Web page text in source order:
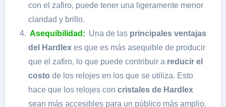
con el zafiro, puede tener una ligeramente menor
claridad y brillo.
Asequibilidad: Una de las principales ventajas
del Hardlexes que es más asequible de producir
que el zafiro, lo que puede contribuir a reducir el
costo de los relojes en los que se utiliza. Esto
hace que los relojes con cristales de Hardlex
sean más accesibles para un público más amplio.